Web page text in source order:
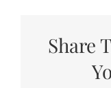
Share